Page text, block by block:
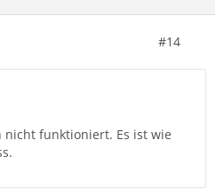
#14
nicht funktioniert. Es ist wie